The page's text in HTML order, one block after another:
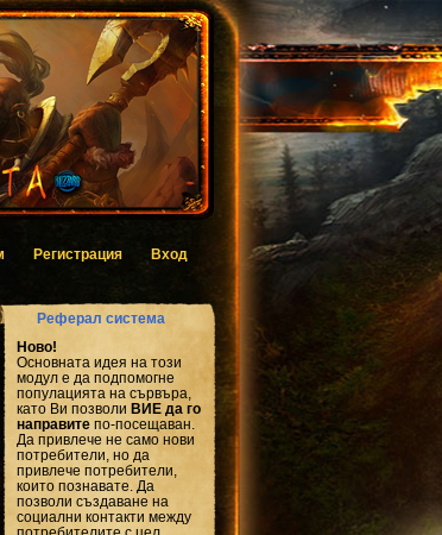
Регистрация Вход
Реферал система
Ново!
Основната идея на този
модул е да подпомогне
популацията на сървъра,
като Ви позволи ВИЕ да го
направитепо-посещаван.
Да привлече не само нови
потребители, но да
привлече потребители,
които познавате. Да
позволи създаване на
социални контакти между